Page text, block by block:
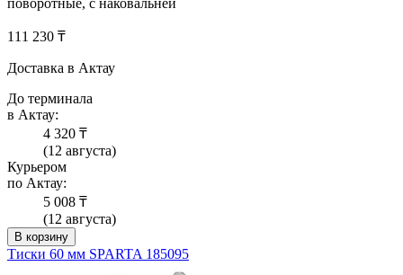
111 230 ₸
Доставка в Актау
До терминала
в Актау:
4 320 ₸
(12 августа)
Курьером
по Актау:
5 008 ₸
(12 августа)
В корзину
Тиски 60 мм SPARTA 185095